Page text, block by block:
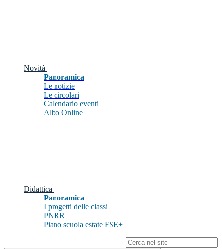
Novità
Panoramica
Le notizie
Le circolari
Calendario eventi
Albo Online
Didattica
Panoramica
I progetti delle classi
PNRR
Piano scuola estate FSE+